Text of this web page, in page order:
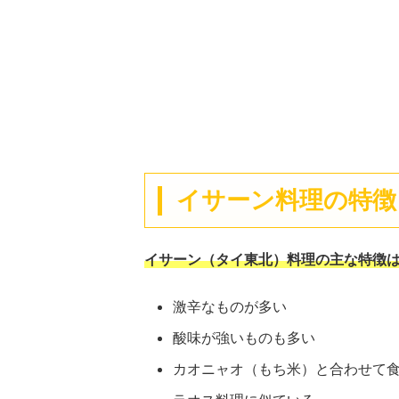
イサーン料理の特徴
イサーン（タイ東北）料理の主な特徴
激辛なものが多い
酸味が強いものも多い
カオニャオ（もち米）と合わせて